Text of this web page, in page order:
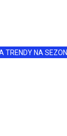
TRENDY NA SEZON